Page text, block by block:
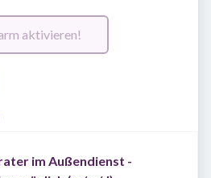
aktivieren!
im Außendienst -